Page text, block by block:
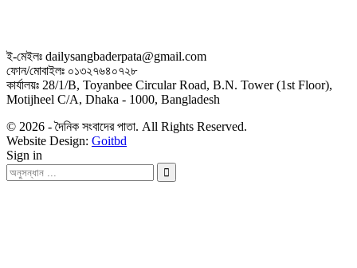
ই-মেইলঃ dailysangbaderpata@gmail.com
ফোন/মোবাইলঃ ০১৩২৭৬৪০৭২৮
কার্যালয়ঃ 28/1/B, Toyanbee Circular Road, B.N. Tower (1st Floor),
Motijheel C/A, Dhaka - 1000, Bangladesh
© 2026 - দৈনিক সংবাদের পাতা. All Rights Reserved.
Website Design: Goitbd
Sign in